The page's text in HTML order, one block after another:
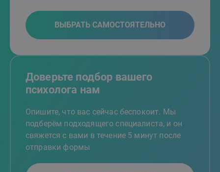
ВЫБРАТЬ САМОСТОЯТЕЛЬНО
Доверьте подбор вашего
психолога нам
Опишите, что вас сейчас беспокоит. Мы
подберём подходящего специалиста, и он
свяжется с вами в течение 5 минут после
отправки формы